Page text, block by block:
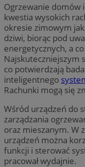
Ogrzewanie domów
kwestia wysokich
okresie zimowym
dziwi, biorąc pod
energetycznych, a
Najskuteczniejszym
co potwierdzają
inteligentnego
Rachunki mogą się
Wśród urządzeń do
zarządzania
oraz mieszanym. W
urządzeń można
funkcji i sterować
pracował wydajnie.